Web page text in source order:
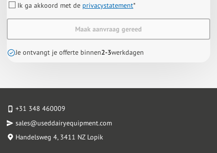
Ik ga akkoord met de privacystatement*
Maak aanvraag gereed
Je ontvangt je offerte binnen2-3werkdagen
+31 348 460009
sales@useddairyequipment.com
Handelsweg 4, 3411 NZ Lopik